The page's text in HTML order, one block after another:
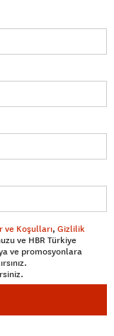
ve Koşulları, Gizlilik
ve HBR Türkiye
ve promosyonlara